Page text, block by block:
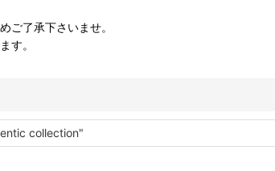
ご了承下さいませ。
す。
collection"